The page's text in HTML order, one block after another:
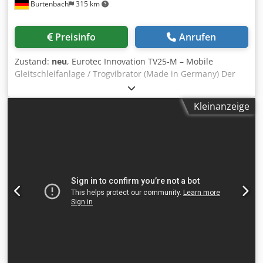
Ausstattung: Schmutzwassertank mit Rührwerk
erweiterbar Weitere Varianten und Sonderausführungen
auf Anfrage. Von der Entwicklung bis zur Produktion
"Made in Germany". ----- Gerne beraten wir Sie individuell
und erstellen ein passendes Angebot. Einfach
unverbindlich anfragen! ----- Die Europäische Kommission
stellt eine Plattform für die außergerichtliche Online-
Streitbeilegung (OS-Plattform) bereit. Das Angebot dient
dem wir Sie zugleich über unsere allgemeinen
Geschäftsbedingungen und das Widerrufsrecht mit
Impressum informieren bevor es zum
Burtenbach 315 km
Preisinfo Anrufen
Zustand: neu, Eurotec Innovation TV25-M – Mobile
Gleitschleifanlage / Trogvibrator (Made in Germany) Der
TV25-M von Eurotec Innovation ist eine kompakte, mobile
Komplettlösung für das professionelle Gleitschleifen –
ideal zum Entgraten, Schleifen und Polieren
TROGVIBRATOR Hersteller: Eurotec Innovation GmbH
Bruttovolumen: 50 Liter Vorteile: ✔ Mobile Komplettanlage
– alle Komponenten integriert auf Fahrwagen ✔ Plug &
Kleinanzeige